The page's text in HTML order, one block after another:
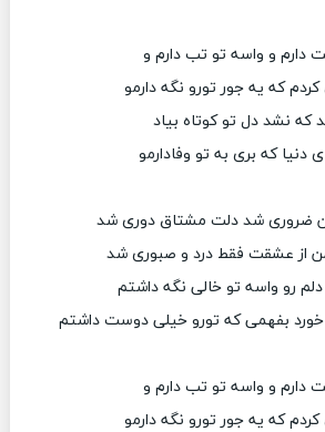
دارم و واسه تو تب دارم و
کردم که یه جور تورو نگه دارمو
که نشد دل تو کوتاه بیاد
دنیا که بری به تو وفادارمو
ضروری شد دلت مشتاق دوری شد
از عشقت فقط درد و صبوری شد
دلم رو واسه تو خالی نگه داشتم
خورد بفهمی که تورو خیلی دوست داشتم
دارم و واسه تو تب دارم و
کردم که یه جور تورو نگه دارمو